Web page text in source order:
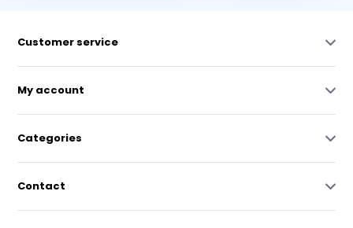
Customer service
My account
Categories
Contact